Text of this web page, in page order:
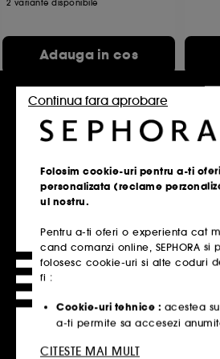
2 variante disponibile
Adauga in cos
HERMES
Terre d'Hermès
Deodorant stick fara alcool
255,00 Lei
340,00 Lei /100ml
Un
Eau
3
Folosim cookie-uri pentru a-ti
personalizata (reclame
ul nostru.
Pentru a-ti oferi o experienta cat
cand comanzi online, SEPHORA si
folosesc cookie-uri si alte coduri
fi :
Cookie-uri tehnice : acestea
a-ti permite sa accesezi
ului. Acestea sunt esentiale
Continua fara aprobare
CITESTE MAI MULT